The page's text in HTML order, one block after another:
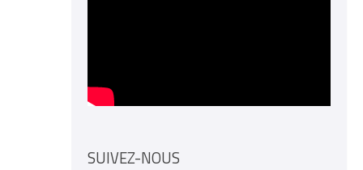
SUIVEZ-NOUS